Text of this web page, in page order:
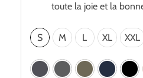
toute la joie et la
S M L XL XXL